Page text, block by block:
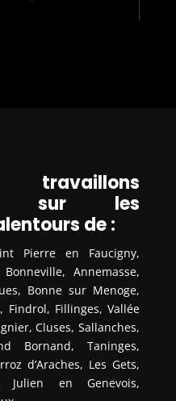
sur les
de :
Pierre en Faucigny,
Annemasse,
Bonne sur Menoge,
Findrol, Fillinges, Vallée
Cluses, Sallanches,
Bornand, Taninges,
d’Araches, Les Gets,
Julien en Genevois,